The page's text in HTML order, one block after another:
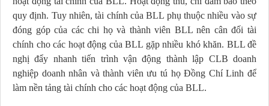
quy định. Tuy nhiên, tài chính của BLL phụ thuộc nhiều vào sự
đóng góp của các chi họ và thành viên BLL nên cân đối tài
chính cho các hoạt động của BLL gặp nhiều khó khăn. BLL đề
nghị đẩy nhanh tiến trình vận động thành lập CLB doanh
nghiệp doanh nhân và thành viên ưu tú họ Đồng Chí Linh để
làm nền tảng tài chính cho các hoạt động của BLL.